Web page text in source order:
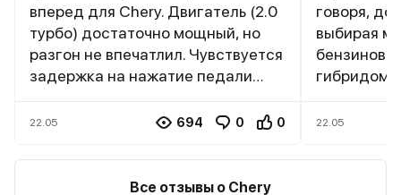
вперед для Chery. Двигатель (2.0
турбо) достаточно мощный, но
разгон не впечатлил. Чувствуется
задержка на нажатие педали
ступенчатый робот) работает
при переключениях. Расход
топлива в городе достаточно
22.05 694 0 0
говоря,
выбирая
гибридом,
Внешний
Машина
22.05
Все отзывы о Chery